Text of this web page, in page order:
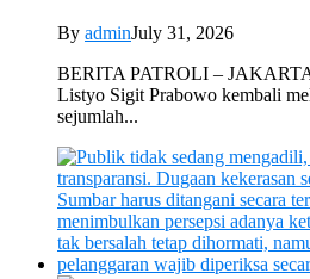
By adminJuly 31, 2026
BERITA PATROLI –
Listyo Sigit Prabowo kembali
sejumlah...